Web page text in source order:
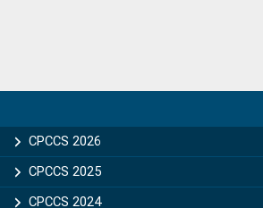
Sidebar
CPCCS 2026
CPCCS 2025
CPCCS 2024